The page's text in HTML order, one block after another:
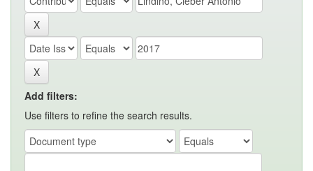
Add filters:
Use filters to refine the search results.